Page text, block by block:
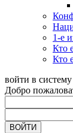
1-е
Кто
Кто
войти в систему
Добро